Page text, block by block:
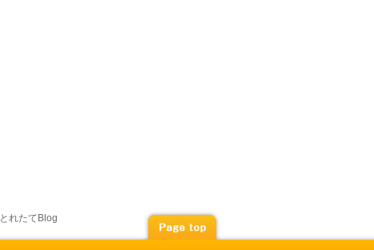
とれたてBlog